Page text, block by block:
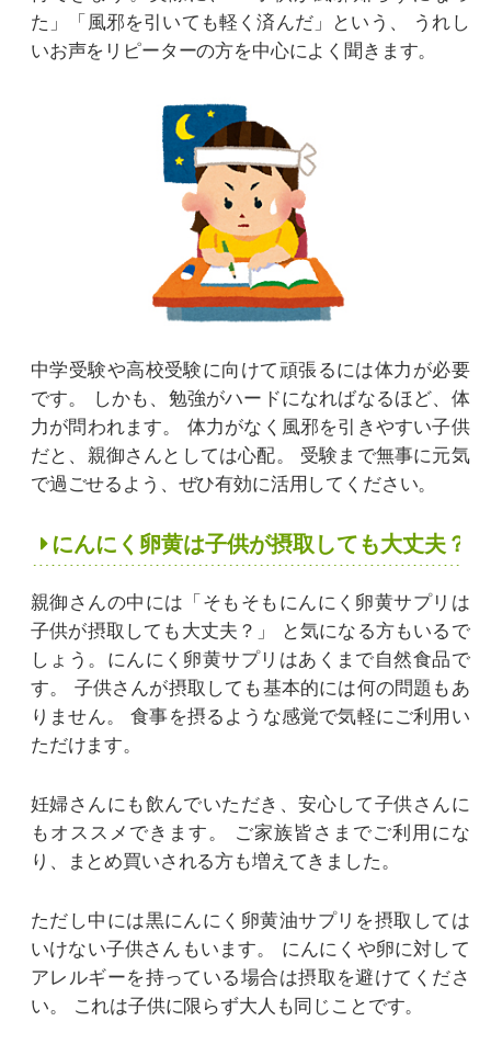
た」「風邪を引いても軽く済んだ」という、
うれし
いお声をリピーターの方を中心によく聞きます。
中学受験や高校受験に向けて頑張るには体力が必要
です。
しかも、勉強がハードになればなるほど、体
力が問われます。
体力がなく風邪を引きやすい子供
だと、親御さんとしては心配。
受験まで無事に元気
で過ごせるよう、ぜひ有効に活用してください。
にんにく卵黄は子供が摂取しても大丈夫？
親御さんの中には「そもそもにんにく卵黄サプリは
子供が摂取しても大丈夫？」
と気になる方もいるで
しょう。にんにく卵黄サプリはあくまで自然食品で
す。
子供さんが摂取しても基本的には何の問題もあ
りません。
食事を摂るような感覚で気軽にご利用い
ただけます。
妊婦さんにも飲んでいただき、安心して子供さんに
もオススメできます。
ご家族皆さまでご利用にな
り、まとめ買いされる方も増えてきました。
ただし中には黒にんにく卵黄油サプリを摂取しては
いけない子供さんもいます。
にんにくや卵に対して
アレルギーを持っている場合は摂取を避けてくださ
い。
これは子供に限らず大人も同じことです。